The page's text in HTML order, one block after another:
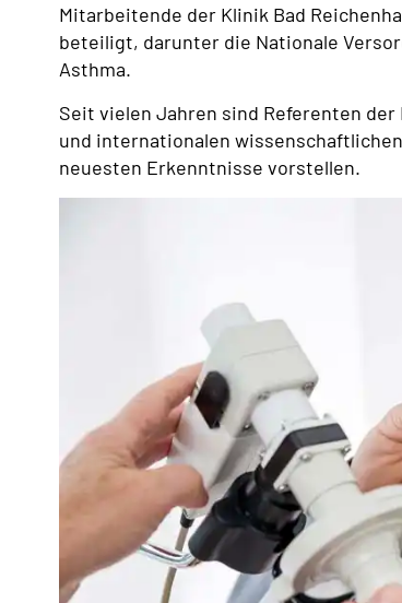
Mitarbeitende der Klinik Bad
beteiligt, darunter die Nationale
Asthma.
Seit vielen Jahren sind Referenten der
und internationalen wissenschaftlichen
neuesten Erkenntnisse vorstellen.